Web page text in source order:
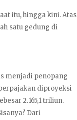
itu, hingga kini. Atas
satu gedung di
menjadi penopang
diproyeksi
2.165,1 triliun.
Dari